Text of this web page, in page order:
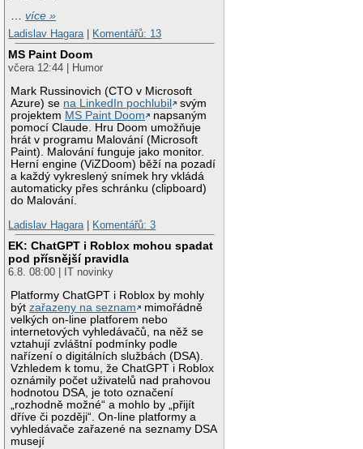
…více »
Ladislav Hagara
Komentářů: 13
MS Paint Doom
včera 12:44 | Humor
Mark Russinovich (CTO v Microsoft
Azure) se na LinkedIn pochlubil
svým
projektem MS Paint Doom
napsaným
pomocí Claude. Hru Doom umožňuje
hrát v programu Malování (Microsoft
Paint). Malování funguje jako monitor.
Herní engine (ViZDoom) běží na pozadí
a každý vykreslený snímek hry vkládá
automaticky přes schránku (clipboard)
do Malování.
Ladislav Hagara
Komentářů: 3
EK: ChatGPT i Roblox mohou spadat
pod přísnější pravidla
6.8. 08:00 | IT novinky
Platformy ChatGPT i Roblox by mohly
býtzařazeny na seznam
mimořádně
velkých on-line platforem nebo
internetových vyhledávačů, na něž se
vztahují zvláštní podmínky podle
nařízení o digitálních službách (DSA).
Vzhledem k tomu, že ChatGPT i Roblox
oznámily počet uživatelů nad prahovou
hodnotou DSA, je toto označení
„rozhodně možné“ a mohlo by „přijít
dříve či později“. On-line platformy a
vyhledávače zařazené na seznamy DSA
musejí